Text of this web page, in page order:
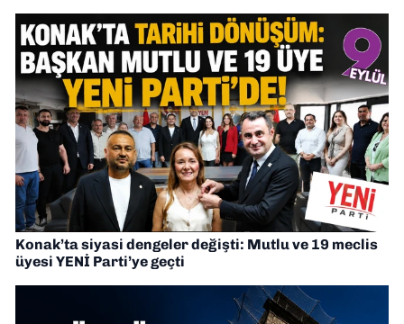
Konak’ta siyasi dengeler değişti: Mutlu ve 19 meclis
üyesi YENİ Parti’ye geçti